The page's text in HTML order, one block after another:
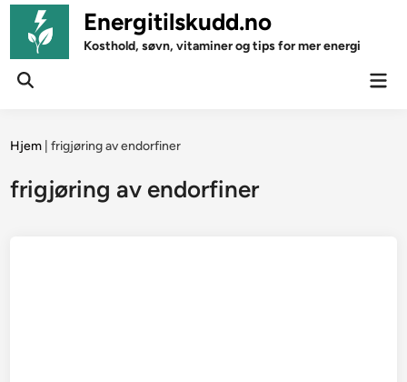
Skip
content
Energitilskudd.no
Kosthold, søvn, vitaminer og tips for mer energi
Open
Hjem |frigjøring av endorfiner
frigjøring av endorfiner